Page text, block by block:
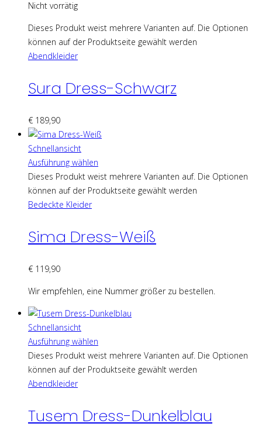
Nicht vorrätig
Dieses Produkt weist mehrere Varianten auf. Die Optionen
können auf der Produktseite gewählt werden
Abendkleider
Sura Dress-Schwarz
€ 189,90
Schnellansicht
Ausführung wählen
Dieses Produkt weist mehrere Varianten auf. Die Optionen
können auf der Produktseite gewählt werden
Bedeckte Kleider
Sima Dress-Weiß
€ 119,90
Wir empfehlen, eine Nummer größer zu bestellen.
Schnellansicht
Ausführung wählen
Dieses Produkt weist mehrere Varianten auf. Die Optionen
können auf der Produktseite gewählt werden
Abendkleider
Tusem Dress-Dunkelblau